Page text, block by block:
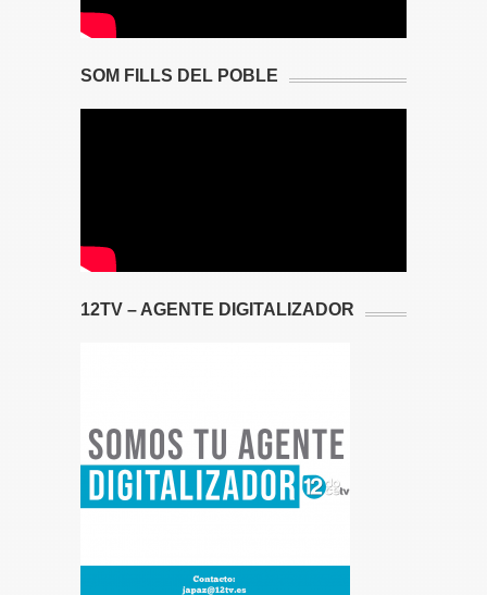
SOM FILLS DEL POBLE
12TV – AGENTE DIGITALIZADOR